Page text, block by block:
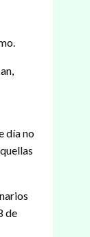
día no
de